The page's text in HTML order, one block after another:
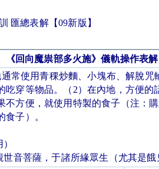
匯總表解【09新版】
《回向魔祟部多火施》儀軌操作表解
通常使用青稞炒麵、小塊布、解脫
吃穿等物品。（ 2）在內地，方便的
不方便，就使用特製的食子（注：
食子）。
音菩薩，于諸所緣眾生（尤其是餓